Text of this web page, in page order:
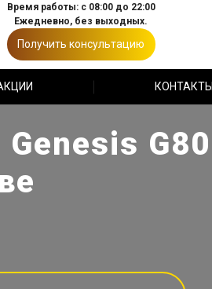
Время работы: с 08:00 до 22:00
Ежедневно, без выходных.
Получить консультацию
КОНТАКТЫ
G80